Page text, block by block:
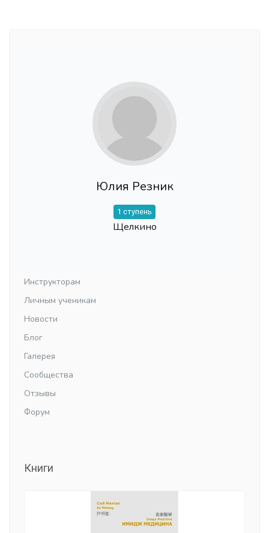
Юлия Резник
1 ступень
Щелкино
Инструкторам
Личным ученикам
Новости
Блог
Галерея
Сообщества
Отзывы
Форум
Книги